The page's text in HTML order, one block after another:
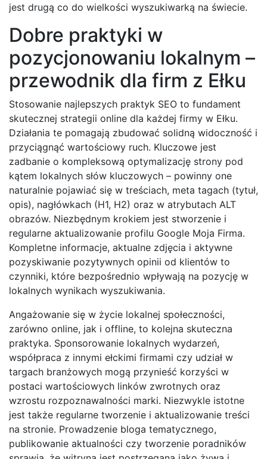
jest drugą co do wielkości wyszukiwarką na świecie.
Dobre praktyki w
pozycjonowaniu lokalnym –
przewodnik dla firm z Ełku
Stosowanie najlepszych praktyk SEO to fundament
skutecznej strategii online dla każdej firmy w Ełku.
Działania te pomagają zbudować solidną widoczność i
przyciągnąć wartościowy ruch. Kluczowe jest
zadbanie o kompleksową optymalizację strony pod
kątem lokalnych słów kluczowych – powinny one
naturalnie pojawiać się w treściach, meta tagach (tytuł,
opis), nagłówkach (H1, H2) oraz w atrybutach ALT
obrazów. Niezbędnym krokiem jest stworzenie i
regularne aktualizowanie profilu Google Moja Firma.
Kompletne informacje, aktualne zdjęcia i aktywne
pozyskiwanie pozytywnych opinii od klientów to
czynniki, które bezpośrednio wpływają na pozycję w
lokalnych wynikach wyszukiwania.
Angażowanie się w życie lokalnej społeczności,
zarówno online, jak i offline, to kolejna skuteczna
praktyka. Sponsorowanie lokalnych wydarzeń,
współpraca z innymi ełckimi firmami czy udział w
targach branżowych mogą przynieść korzyści w
postaci wartościowych linków zwrotnych oraz
wzrostu rozpoznawalności marki. Niezwykle istotne
jest także regularne tworzenie i aktualizowanie treści
na stronie. Prowadzenie bloga tematycznego,
publikowanie aktualności czy tworzenie poradników